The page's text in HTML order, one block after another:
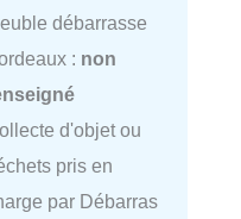
débarrasse
: non
d'objet ou
pris en
par Débarras